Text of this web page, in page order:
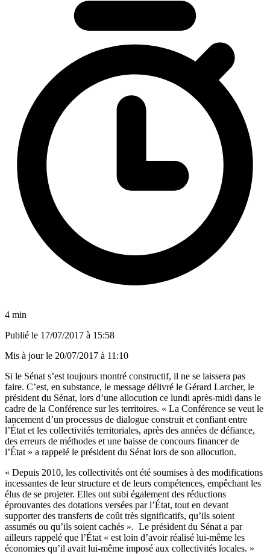
4 min
Publié le 17/07/2017 à 15:58
Mis à jour le 20/07/2017 à 11:10
Si le Sénat s’est toujours montré constructif, il ne se laissera pas
faire. C’est, en substance, le message délivré le Gérard Larcher, le
président du Sénat, lors d’une allocution ce lundi après-midi dans le
cadre de la Conférence sur les territoires. « La Conférence se veut le
lancement d’un processus de dialogue construit et confiant entre
l’État et les collectivités territoriales, après des années de défiance,
des erreurs de méthodes et une baisse de concours financer de
l’État » a rappelé le président du Sénat lors de son allocution.
« Depuis 2010, les collectivités ont été soumises à des modifications
incessantes de leur structure et de leurs compétences, empêchant les
élus de se projeter. Elles ont subi également des réductions
éprouvantes des dotations versées par l’État, tout en devant
supporter des transferts de coût très significatifs, qu’ils soient
assumés ou qu’ils soient cachés ». Le président du Sénat a par
ailleurs rappelé que l’État « est loin d’avoir réalisé lui-même les
économies qu’il avait lui-même imposé aux collectivités locales. »